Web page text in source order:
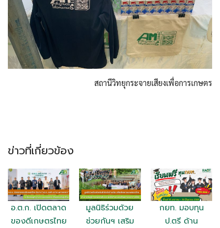
Search
สถานีวิทยุกระจายเสียงเพื่อการเกษตร
ข่าวที่เกี่ยวข้อง
อ.ต.ก. เปิดตลาด
ของดีเกษตรไทย
มูลนิธิร่วมด้วย
ช่วยกันฯ เสริม
กยท. มอบทุน
ป.ตรี ด้าน